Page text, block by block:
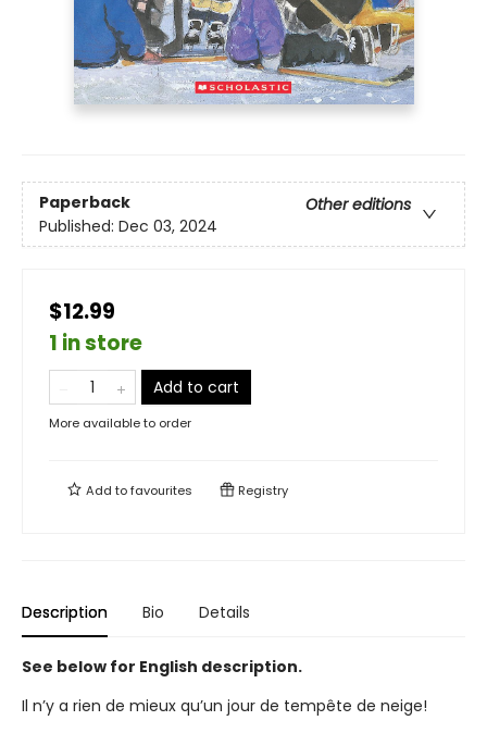
Paperback
Other editions
Published: Dec 03, 2024
$12.99
1 in store
Add to cart
More available to order
Add tofavourites Registry
Description Bio Details
See below for English description.
Il n’y a rien de mieux qu’un jour de tempête de neige!